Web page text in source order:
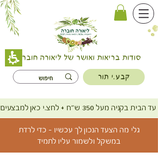
סודות בריאות ואושר של ליאורה חוברה
קבע.י תור
ש"ח + לחצ.י כאן למבצעים
גלי מה הצעד הנכון לך עכשיו - כדי לרדת
במשקל ולשמור עליו לתמיד